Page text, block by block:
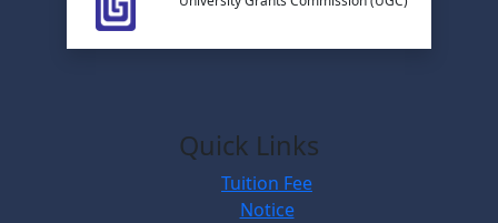
Quick Links
Tuition Fee
Notice